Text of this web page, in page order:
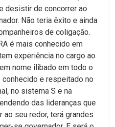
desistir de concorrer ao
Não teria êxito e ainda
de coligação.
é mais conhecido em
experiência no cargo ao
nome ilibado em todo o
e respeitado no
no sistema S e na
das lideranças que
ao seu redor, terá grandes